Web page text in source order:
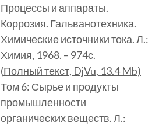
Процессы и аппараты.
Коррозия. Гальванотехника.
Химические источники тока. Л.:
Химия, 1968. – 974с.
(Полныйтекст, DjVu, 13.4 Mb)
Том 6: Сырье и продукты
промышленности
органических веществ. Л.: